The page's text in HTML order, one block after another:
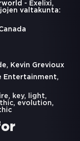
- Exelixi,
valtakunta:
Kevin Grevioux
Entertainment,
, key, light,
, evolution,